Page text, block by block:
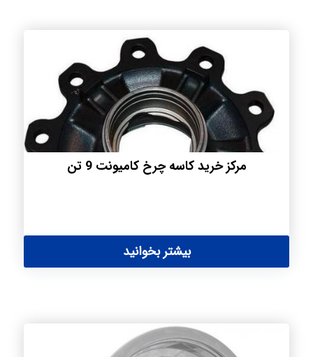
مرکز خرید کاسه چرخ کامیونت 9 تن
بیشتر بخوانید